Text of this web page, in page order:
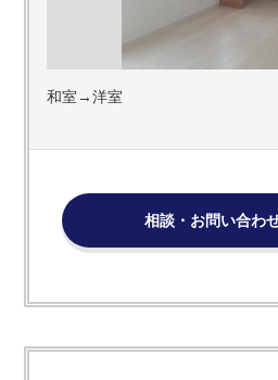
和室→洋室
相談・お問い合わ